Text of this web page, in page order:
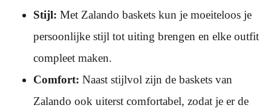
Stijl: Met Zalando baskets kun je moeiteloos je
persoonlijke stijl tot uiting brengen en elke outfit
compleet maken.
Comfort: Naast stijlvol zijn de baskets van
Zalando ook uiterst comfortabel, zodat je er de